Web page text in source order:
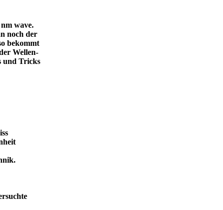
wave.
noch der
bekommt
Wellen-
und Tricks
Technik.